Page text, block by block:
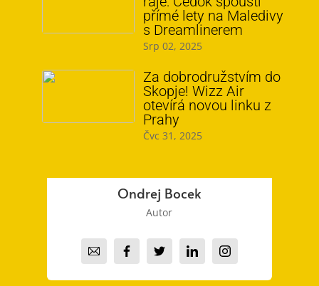
přímé lety na Maledivy
s Dreamlinerem
Srp 02, 2025
Za dobrodružstvím do
Skopje! Wizz Air
otevírá novou linku z
Prahy
Čvc 31, 2025
Ondrej Bocek
Autor